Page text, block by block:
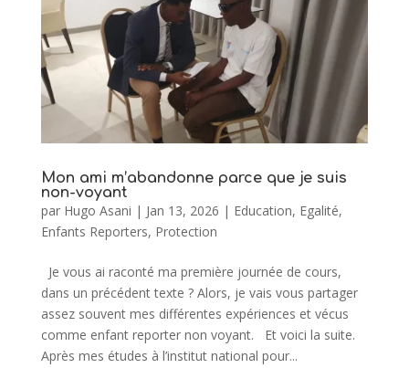
Mon ami m’abandonne parce que je suis
non-voyant
par Hugo Asani | Jan 13, 2026 | Education, Egalité,
Enfants Reporters, Protection
Je vous ai raconté ma première journée de cours,
dans un précédent texte ? Alors, je vais vous partager
assez souvent mes différentes expériences et vécus
comme enfant reporter non voyant. Et voici la suite.
Après mes études à l’institut national pour...